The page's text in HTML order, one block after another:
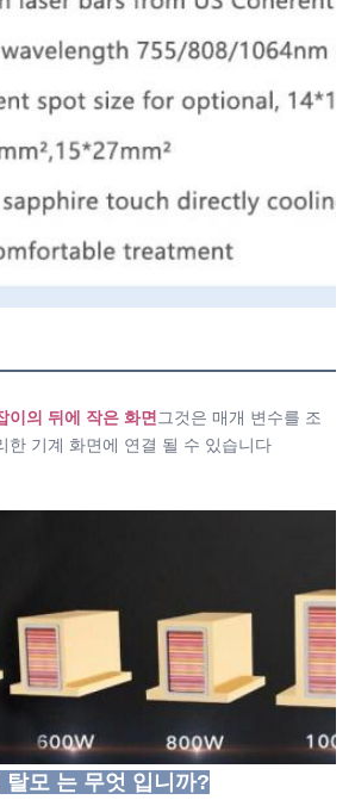
이의 뒤에 작은 화면그것은 매개 변수를 조
한 기계 화면에 연결 될 수 있습니다
탈모 는 무엇 입니까?